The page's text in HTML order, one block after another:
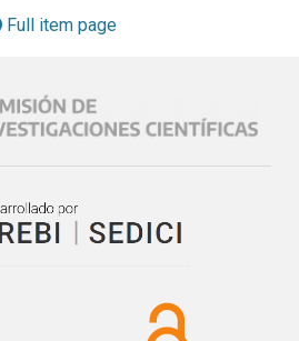
Full item page